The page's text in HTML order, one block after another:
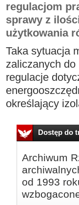
regulacjom
sprawy z
użytkowania
Taka sytuacja
zaliczanych do
regulacje
określający
Dostęp do
Archiwum
od 1993